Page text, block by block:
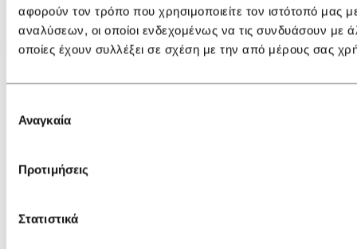
αφορούν τον τρόπο που χρησιμοποιείτε τον ιστότοπό μας
αναλύσεων, οι οποίοι ενδεχομένως να τις συνδυάσουν με
οποίες έχουν συλλέξει σε σχέση με την από μέρους σας
συγκατάθεσης
Αναγκαία
Προτιμήσεις
Στατιστικά
€ 119,00